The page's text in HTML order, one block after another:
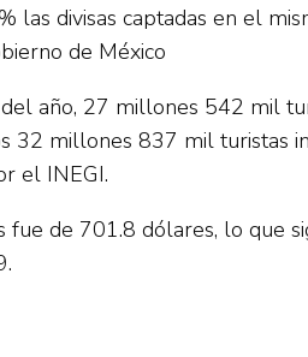
las divisas captadas en el
de México
año, 27 millones 542 mil
32 millones 837 mil turistas
el INEGI.
fue de 701.8 dólares, lo que